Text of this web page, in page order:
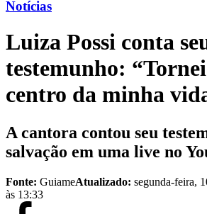
Notícias
Luiza Possi conta
testemunho: “Tornei
centro da minha
A cantora contou seu
salvação em uma live no
Fonte: GuiameAtualizado: segunda-feira,
às 13:33